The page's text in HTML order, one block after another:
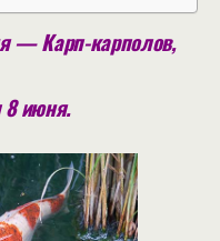
— Карп-карполов,
8 июня.